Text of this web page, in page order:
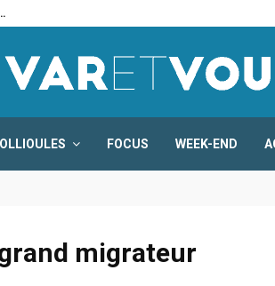
OLLIOULES FOCUS WEEK-END
migrateur